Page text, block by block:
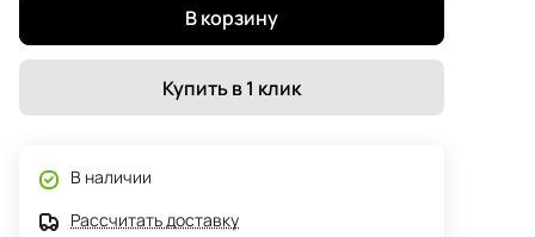
В корзину
Купить в 1 клик
В наличии
Рассчитать доставку